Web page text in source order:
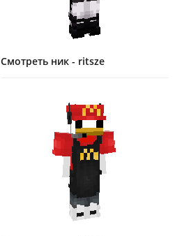
Смотреть ник - ritsze